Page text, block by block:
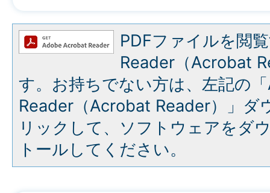
PDFファイルを閲
Reader（Acrobat
す。お持ちでない方は、左記の
Reader（Acrobat Reader）」ダ
リックして、ソフトウェアをダ
トールしてください。